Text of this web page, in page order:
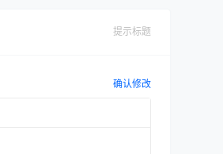
提示标题
确认修改